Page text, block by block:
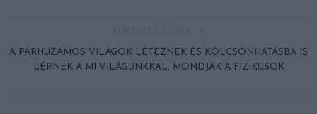
A PÁRHUZAMOS VILÁGOK LÉTEZNEK ÉS KÖLCSÖNHATÁSBA IS
LÉPNEK A MI VILÁGUNKKAL, MONDJÁK A FIZIKUSOK